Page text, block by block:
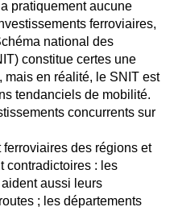
pratiquement aucune
ferroviaires,
national des
constitue certes une
mais en réalité, le SNIT est
tendanciels de mobilité.
concurrents sur
des régions et
contradictoires : les
aussi leurs
; les départements